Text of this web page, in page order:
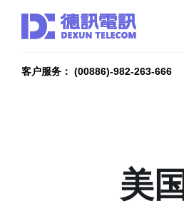
客户服务： (00886)-982-263-666
美